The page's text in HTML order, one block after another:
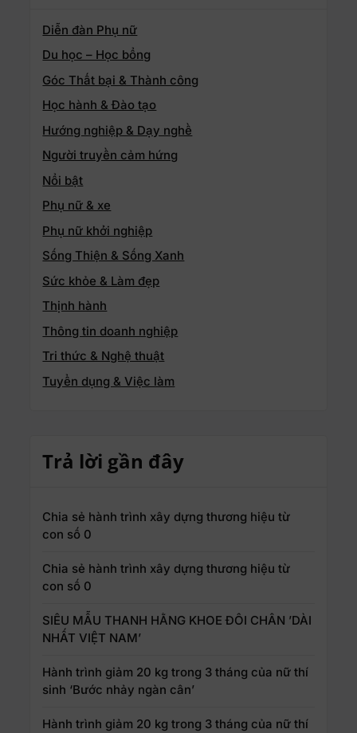
Diễn đàn Phụ nữ
Du học – Học bổng
Góc Thất bại & Thành công
Học hành & Đào tạo
Hướng nghiệp & Dạy nghề
Người truyền cảm hứng
Nổi bật
Phụ nữ & xe
Phụ nữ khởi nghiệp
Sống Thiện & Sống Xanh
Sức khỏe & Làm đẹp
Thịnh hành
Thông tin doanh nghiệp
Tri thức & Nghệ thuật
Tuyển dụng & Việc làm
Trả lời gần đây
Chia sẻ hành trình xây dựng thương hiệu từ
con số 0
Chia sẻ hành trình xây dựng thương hiệu từ
con số 0
SIÊU MẪU THANH HẰNG KHOE ĐÔI CHÂN ’DÀI
NHẤT VIỆT NAM’
Hành trình giảm 20 kg trong 3 tháng của nữ thí
sinh ‘Bước nhảy ngàn cân’
Hành trình giảm 20 kg trong 3 tháng của nữ thí